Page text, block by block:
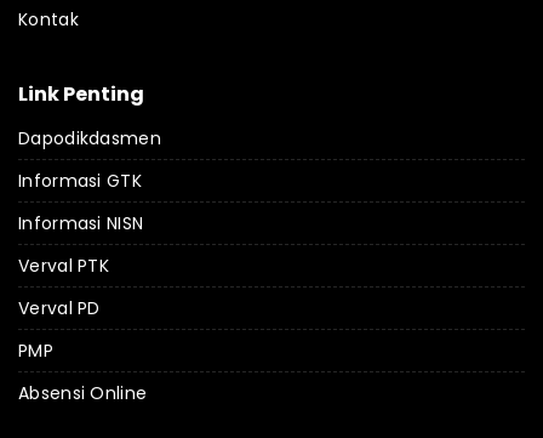
Kontak
Link Penting
Dapodikdasmen
Informasi GTK
Informasi NISN
Verval PTK
Verval PD
PMP
Absensi Online